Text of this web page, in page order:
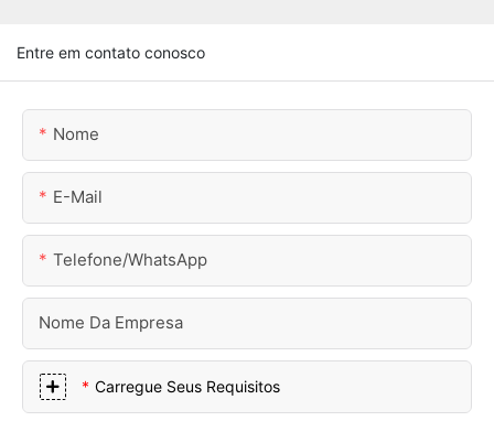
Entre em contato conosco
Nome
E-Mail
Telefone/WhatsApp
Nome Da Empresa
Carregue Seus Requisitos